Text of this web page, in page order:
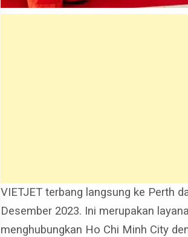
VIETJET terbang langsung ke Perth
Desember 2023. Ini merupakan
menghubungkan Ho Chi Minh City